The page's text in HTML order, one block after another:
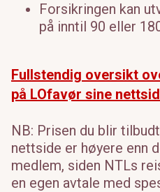
Forsikringen kan
på inntil 90 eller
Fullstendig oversikt
på LOfavør sine
NB: Prisen du blir
nettside er høyere enn
medlem, siden NTLs
en egen avtale med